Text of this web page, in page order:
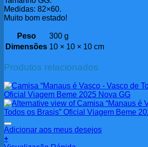
Medidas: 82×60.
Muito bom estado!
Peso
300 g
Dimensões 10 × 10 × 10 cm
Produtos relacionados
Adicionar aos meus desejos
+